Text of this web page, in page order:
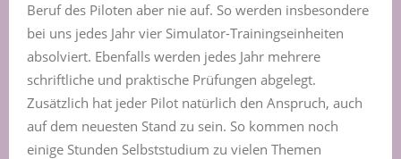
Beruf des Piloten aber nie auf. So werden insbesondere
bei uns jedes Jahr vier Simulator-Trainingseinheiten
absolviert. Ebenfalls werden jedes Jahr mehrere
schriftliche und praktische Prüfungen abgelegt.
Zusätzlich hat jeder Pilot natürlich den Anspruch, auch
auf dem neuesten Stand zu sein. So kommen noch
einige Stunden Selbststudium zu vielen Themen